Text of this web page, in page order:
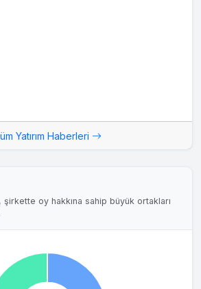
Yatırım Haberleri
oy hakkına sahip büyük ortakları